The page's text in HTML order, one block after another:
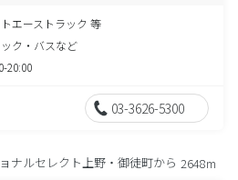
エーストラック 等
ック・バスなど
20:00
03-3626-5300
ナルセレクト上野・御徒町から 2648m